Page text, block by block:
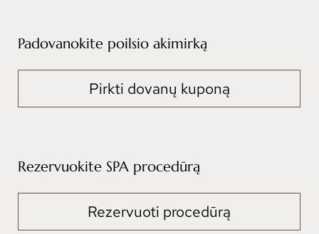
Padovanokite poilsio akimirką
Pirkti dovanų kuponą
Rezervuokite SPA procedūrą
Rezervuoti procedūrą